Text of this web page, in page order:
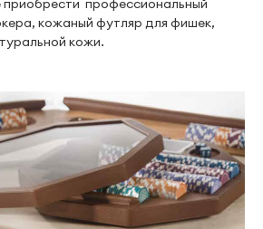
профессиональный
кожаный футляр для фишек,
кожи.